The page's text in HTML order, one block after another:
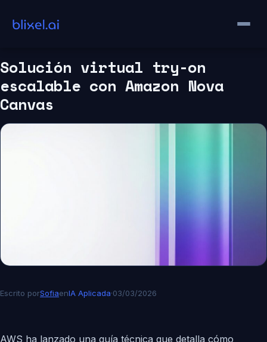
contenido
Solución virtual try-on
escalable con Amazon Nova
Canvas
Escrito porSofiaenIA Aplicada·03/03/2026
AWS ha lanzado una guía técnica que detalla cómo